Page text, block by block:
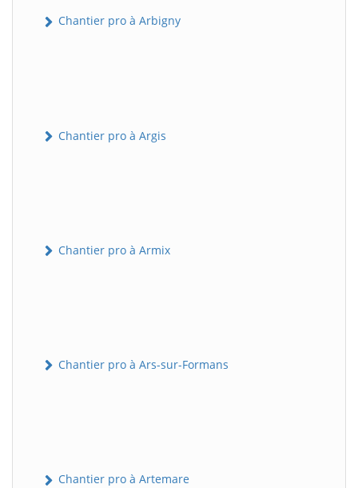
Chantier pro à Arbigny
Chantier pro à Argis
Chantier pro à Armix
Chantier pro à Ars-sur-Formans
Chantier pro à Artemare